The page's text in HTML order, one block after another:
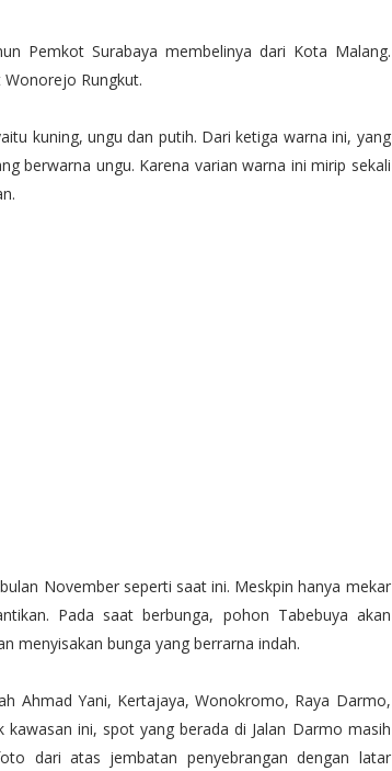
Pemkot Surabaya membelinya dari Kota Malang.
Rungkut.
kuning, ungu dan putih. Dari ketiga warna ini, yang
berwarna ungu. Karena varian warna ini mirip sekali
November seperti saat ini. Meskpin hanya mekar
Pada saat berbunga, pohon Tabebuya akan
menyisakan bunga yang berrarna indah.
Ahmad Yani, Kertajaya, Wonokromo, Raya Darmo,
ini, spot yang berada di Jalan Darmo masih
dari atas jembatan penyebrangan dengan latar